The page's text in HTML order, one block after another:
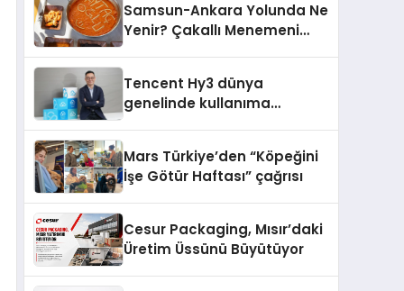
Samsun-Ankara Yolunda Ne
Yenir? Çakallı Menemeni
Tencent Hy3 dünya
genelinde kullanıma
Mars Türkiye’den “Köpeğini
İşe Götür Haftası” çağrısı
Cesur Packaging, Mısır’daki
Üretim Üssünü Büyütüyor